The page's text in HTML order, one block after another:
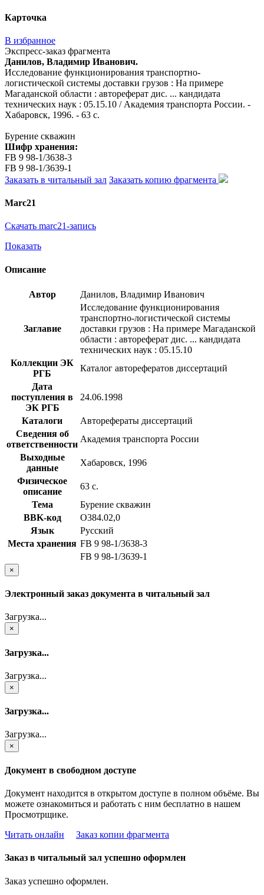
Карточка
В избранное
Экспресс-заказ фрагмента
Данилов, Владимир Иванович.
Исследование функционирования транспортно-
логистической системы доставки грузов : На примере
Магаданской области : автореферат дис. ... кандидата
технических наук : 05.15.10 / Академия транспорта России. -
Хабаровск, 1996. - 63 с.
Бурение скважин
Шифр хранения:
FB 9 98-1/3638-3
FB 9 98-1/3639-1
Заказать в читальный зал Заказать копию фрагмента
Marc21
Скачать marc21-запись
Показать
Описание
Автор Данилов, Владимир Иванович
Заглавие
Исследование функционирования
транспортно-логистической системы
доставки грузов : На примере Магаданской
области : автореферат дис. ... кандидата
технических наук : 05.15.10
Коллекции ЭК
РГБ
Каталог авторефератов диссертаций
Дата
поступления в
ЭК РГБ
24.06.1998
Каталоги
Авторефераты диссертаций
Сведения об
ответственности
Академия транспорта России
Выходные
данные
Хабаровск, 1996
Физическое
описание
63 с.
Тема
Бурение скважин
BBK-код
О384.02,0
Язык
Русский
Места хранения FB 9 98-1/3638-3
FB 9 98-1/3639-1
×
Электронный заказ документа в читальный зал
Загрузка...
×
Загрузка...
Загрузка...
×
Загрузка...
Загрузка...
×
Документ в свободном доступе
Документ находится в открытом доступе в полном объёме. Вы
можете ознакомиться и работать с ним бесплатно в нашем
Просмотрщике.
Читать онлайн
Заказ копии фрагмента
Заказ в читальный зал успешно оформлен
Заказ успешно оформлен.